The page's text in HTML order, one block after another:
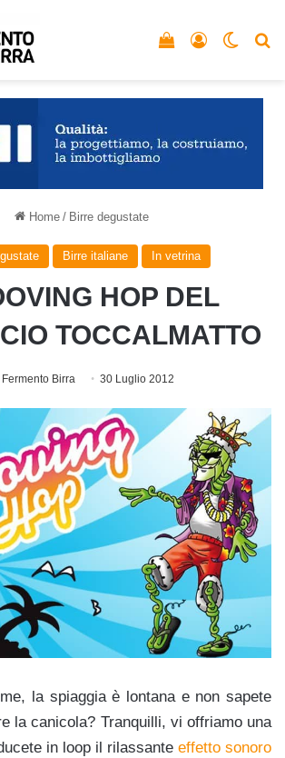
Accedi
Vedi il carrello
Home / Birre degustate
Birre italiane In vetrina
HOP DEL
TOCCALMATTO
Fermento Birra 30 Luglio 2012
la spiaggia è lontana e non sapete
la canicola? Tranquilli, vi offriamo una
in loop il rilassante effetto sonoro